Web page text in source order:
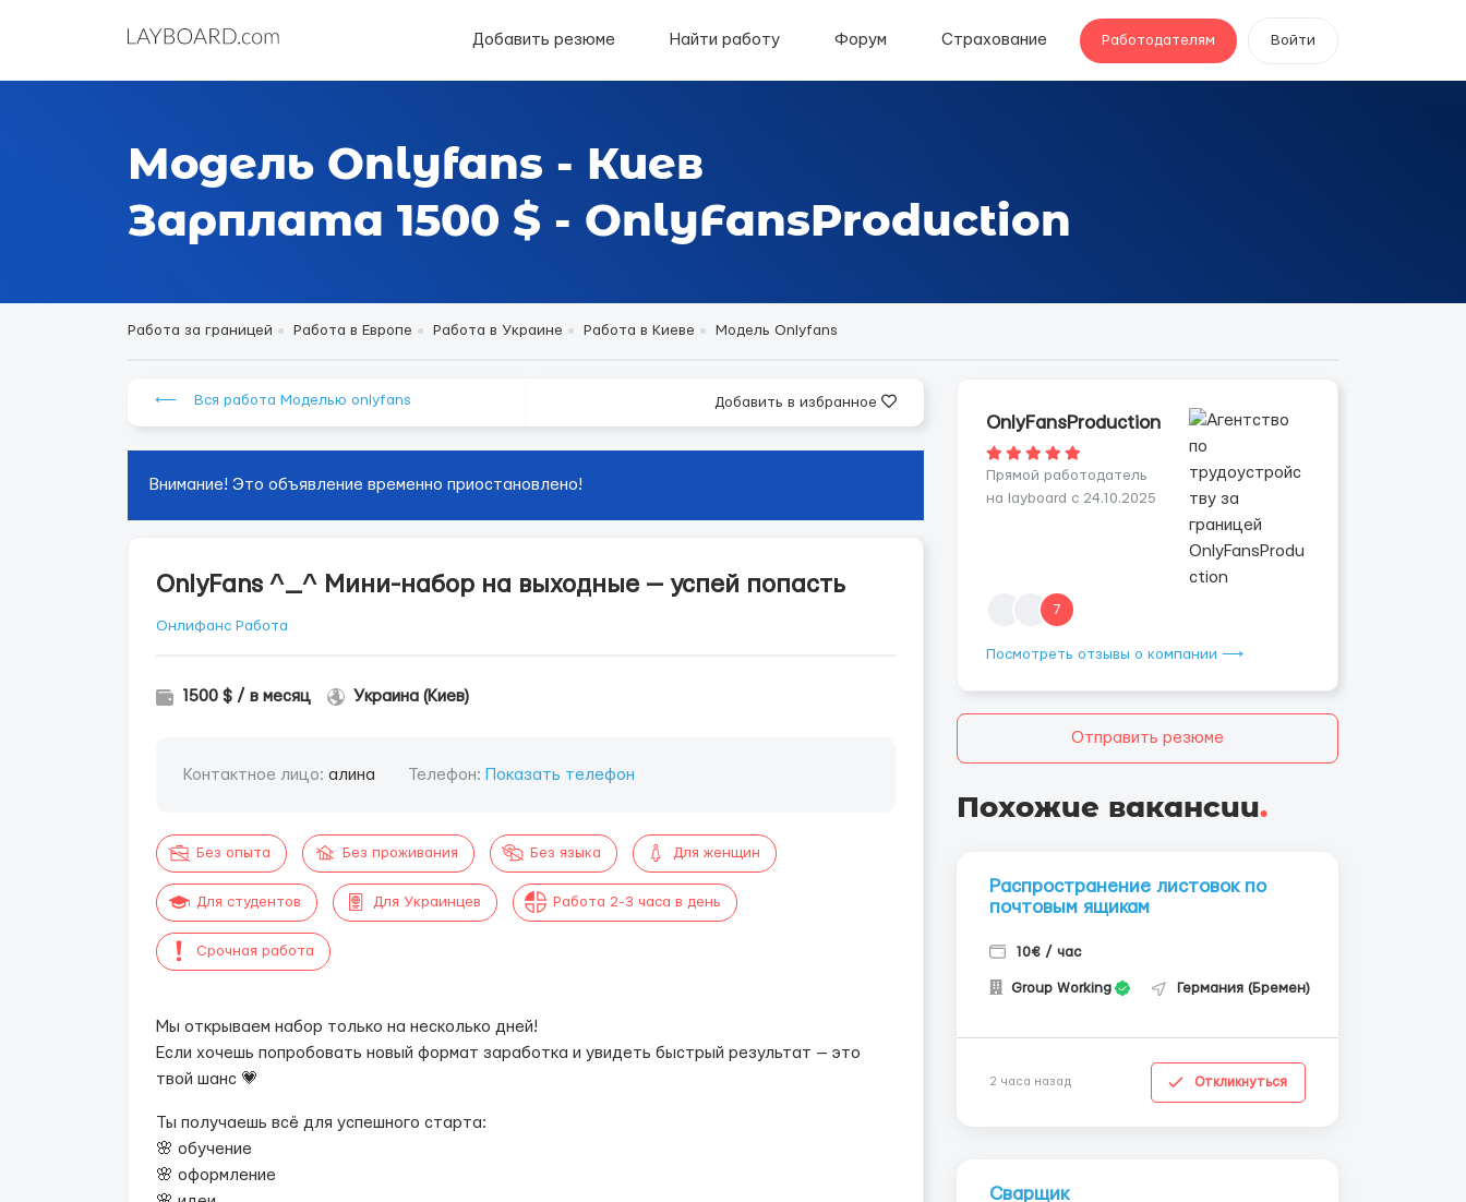
Добавить резюме Найти работу Форум Страхование Работодателям Войти
Модель Onlyfans - Киев
Зарплата 1500 $ - OnlyFansProduction
Работа за границей Работа в Европе Работа в Украине Работа в Киеве Модель Onlyfans
⟵ Вся работа Моделью onlyfans Добавить в избранное
Внимание! Это объявление временно приостановлено!
OnlyFans ^_^ Мини-набор на выходные — успей попасть
Онлифанс Работа
1500 $ / в месяц Украина (Киев)
Контактное лицо: алина Телефон: Показать телефон
Без опыта Без проживания Без языка Для женщин
Для студентов Для Украинцев Работа 2-3 часа в день
Срочная работа
Мы открываем набор только на несколько дней!
Если хочешь попробовать новый формат заработка и увидеть быстрый результат — это
твой шанс 💗
Ты получаешь всё для успешного старта:
🌸 обучение
🌸 оформление
OnlyFansProduction
Прямой работодатель
на layboard с 24.10.2025
7
Посмотреть отзывы о компании ⟶
Отправить резюме
Похожие вакансии.
Распространение листовок по
почтовым ящикам
10€ / час
Group Working Германия (Бремен)
2 часа назад Откликнуться
Сварщик